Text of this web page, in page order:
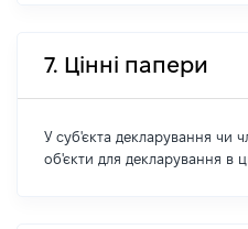
7. Цінні папери
У суб'єкта декларування чи
об'єкти для декларування в